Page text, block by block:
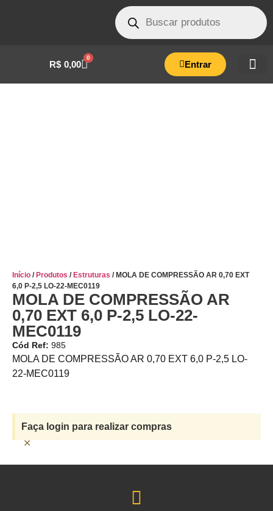
R$ 0,00
0
Entrar
Início / Produtos / Estruturas / MOLA DE COMPRESSÃO AR 0,70 EXT
6,0 P-2,5 LO-22-MEC0119
MOLA DE COMPRESSÃO AR
0,70 EXT 6,0 P-2,5 LO-22-
MEC0119
Cód Ref: 985
MOLA DE COMPRESSÃO AR 0,70 EXT 6,0 P-2,5 LO-
22-MEC0119
Faça login para realizar compras
×